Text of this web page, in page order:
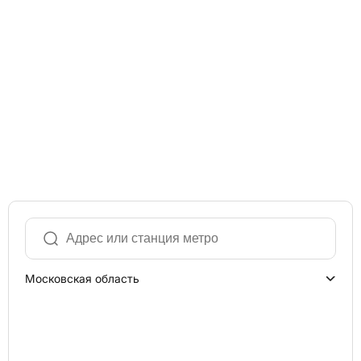
Московская область